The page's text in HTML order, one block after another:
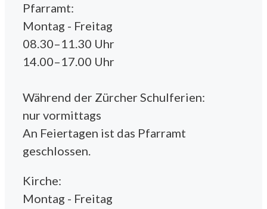
Pfarramt:
Montag - Freitag
08.30–11.30 Uhr
14.00–17.00 Uhr
Während der Zürcher Schulferien:
nur vormittags
An Feiertagen ist das Pfarramt
geschlossen.
Kirche:
Montag - Freitag